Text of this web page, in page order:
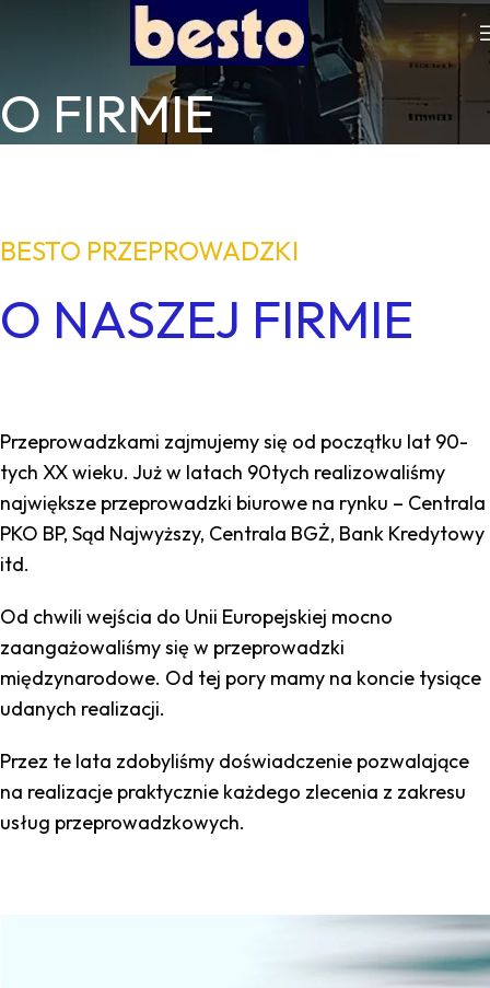
O FIRMIE
BESTO PRZEPROWADZKI
O NASZEJ FIRMIE
Przeprowadzkami zajmujemy się od początku lat 90-
tych XX wieku. Już w latach 90tych realizowaliśmy
największe przeprowadzki biurowe na rynku – Centrala
PKO BP, Sąd Najwyższy, Centrala BGŻ, Bank Kredytowy
itd.
Od chwili wejścia do Unii Europejskiej mocno
zaangażowaliśmy się w przeprowadzki
międzynarodowe. Od tej pory mamy na koncie tysiące
udanych realizacji.
Przez te lata zdobyliśmy doświadczenie pozwalające
na realizacje praktycznie każdego zlecenia z zakresu
usług przeprowadzkowych.